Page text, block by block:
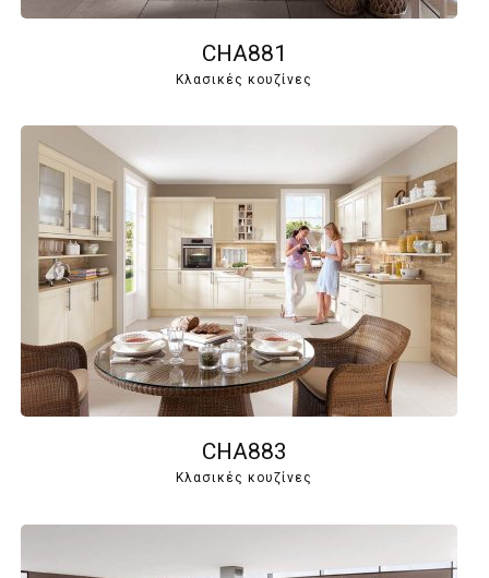
CHA881
Κλασικές κουζίνες
CHA883
Κλασικές κουζίνες